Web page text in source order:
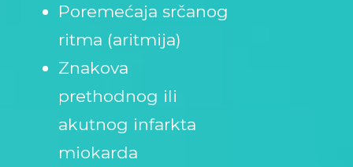
Poremećaja srčanog
ritma (aritmija)
Znakova
prethodnog ili
akutnog infarkta
miokarda